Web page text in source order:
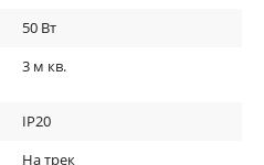
50 Вт
3 м кв.
IP20
На трек